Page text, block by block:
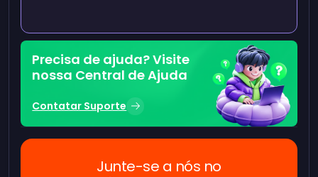
Precisa de ajuda? Visite
nossa Central de Ajuda
Contatar Suporte
Junte-se a nós no